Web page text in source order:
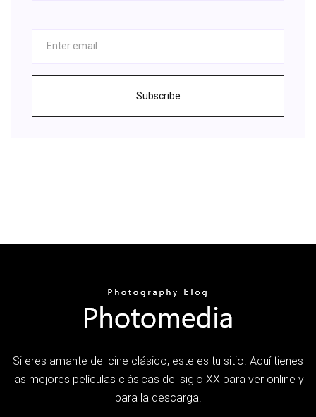
Subscribe
Si eres amante del cine clásico, este es tu sitio. Aquí tienes
las mejores películas clásicas del siglo XX para ver online y
para la descarga.